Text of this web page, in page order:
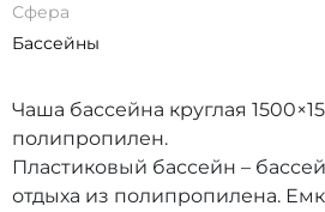
Сфера
Бассейны
Чаша бассейна круглая
полипропилен.
Пластиковый бассейн –
отдыха из полипропилена.